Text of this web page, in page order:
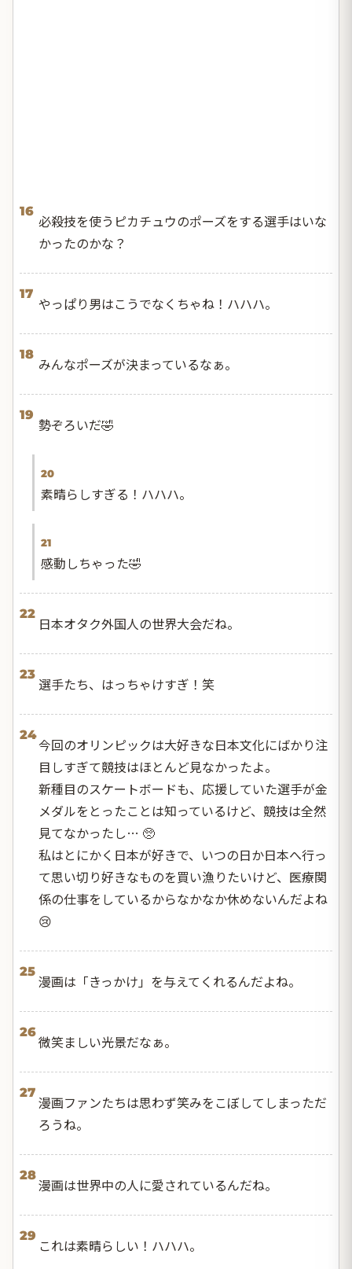
16
必殺技を使うピカチュウのポーズをする選手はいな
かったのかな？
17
やっぱり男はこうでなくちゃね！ハハハ。
18
みんなポーズが決まっているなぁ。
19
勢ぞろいだ🤣
20
素晴らしすぎる！ハハハ。
21
感動しちゃった🤣
22
日本オタク外国人の世界大会だね。
23
選手たち、はっちゃけすぎ！笑
24
今回のオリンピックは大好きな日本文化にばかり注
目しすぎて競技はほとんど見なかったよ。
新種目のスケートボードも、応援していた選手が金
メダルをとったことは知っているけど、競技は全然
見てなかったし… 🥺
私はとにかく日本が好きで、いつの日か日本へ行っ
て思い切り好きなものを買い漁りたいけど、医療関
係の仕事をしているからなかなか休めないんだよね
😢
25
漫画は「きっかけ」を与えてくれるんだよね。
26
微笑ましい光景だなぁ。
27
漫画ファンたちは思わず笑みをこぼしてしまっただ
ろうね。
28
漫画は世界中の人に愛されているんだね。
29
これは素晴らしい！ハハハ。